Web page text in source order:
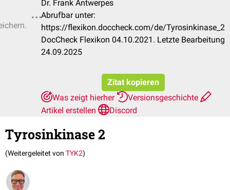
Dr. Frank Antwerpes
Abrufbar unter:
https://flexikon.doccheck.com/de/Tyrosinkinase_2
DocCheck Flexikon 04.10.2021. Letzte Bearbeitung
24.09.2025
Zitat kopieren
Was zeigt hierher
Versionsgeschichte
Artikel erstellen
Discord
Tyrosinkinase 2
(Weitergeleitet von TYK2)